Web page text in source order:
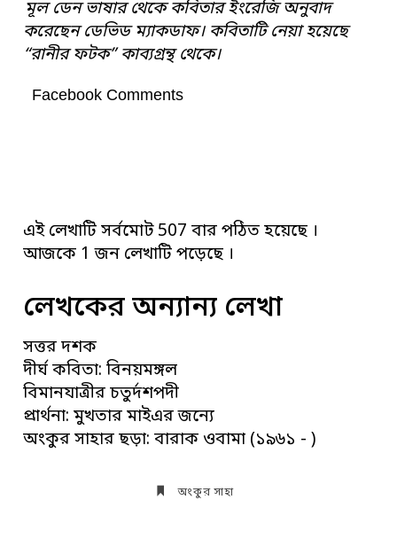
মূল ডেন ভাষার থেকে কবিতার ইংরেজি অনুবাদ
করেছেন ডেভিড ম্যাকডাফ। কবিতাটি নেয়া হয়েছে
“রানীর ফটক” কাব্যগ্রন্থ থেকে।
Facebook Comments
এই লেখাটি সর্বমোট 507 বার পঠিত হয়েছে ।
আজকে 1 জন লেখাটি পড়েছে ।
লেখকের অন্যান্য লেখা
সত্তর দশক
দীর্ঘ কবিতা: বিনয়মঙ্গল
বিমানযাত্রীর চতুর্দশপদী
প্রার্থনা: মুখতার মাইএর জন্যে
অংকুর সাহার ছড়া: বারাক ওবামা (১৯৬১ - )
অংকুর সাহা